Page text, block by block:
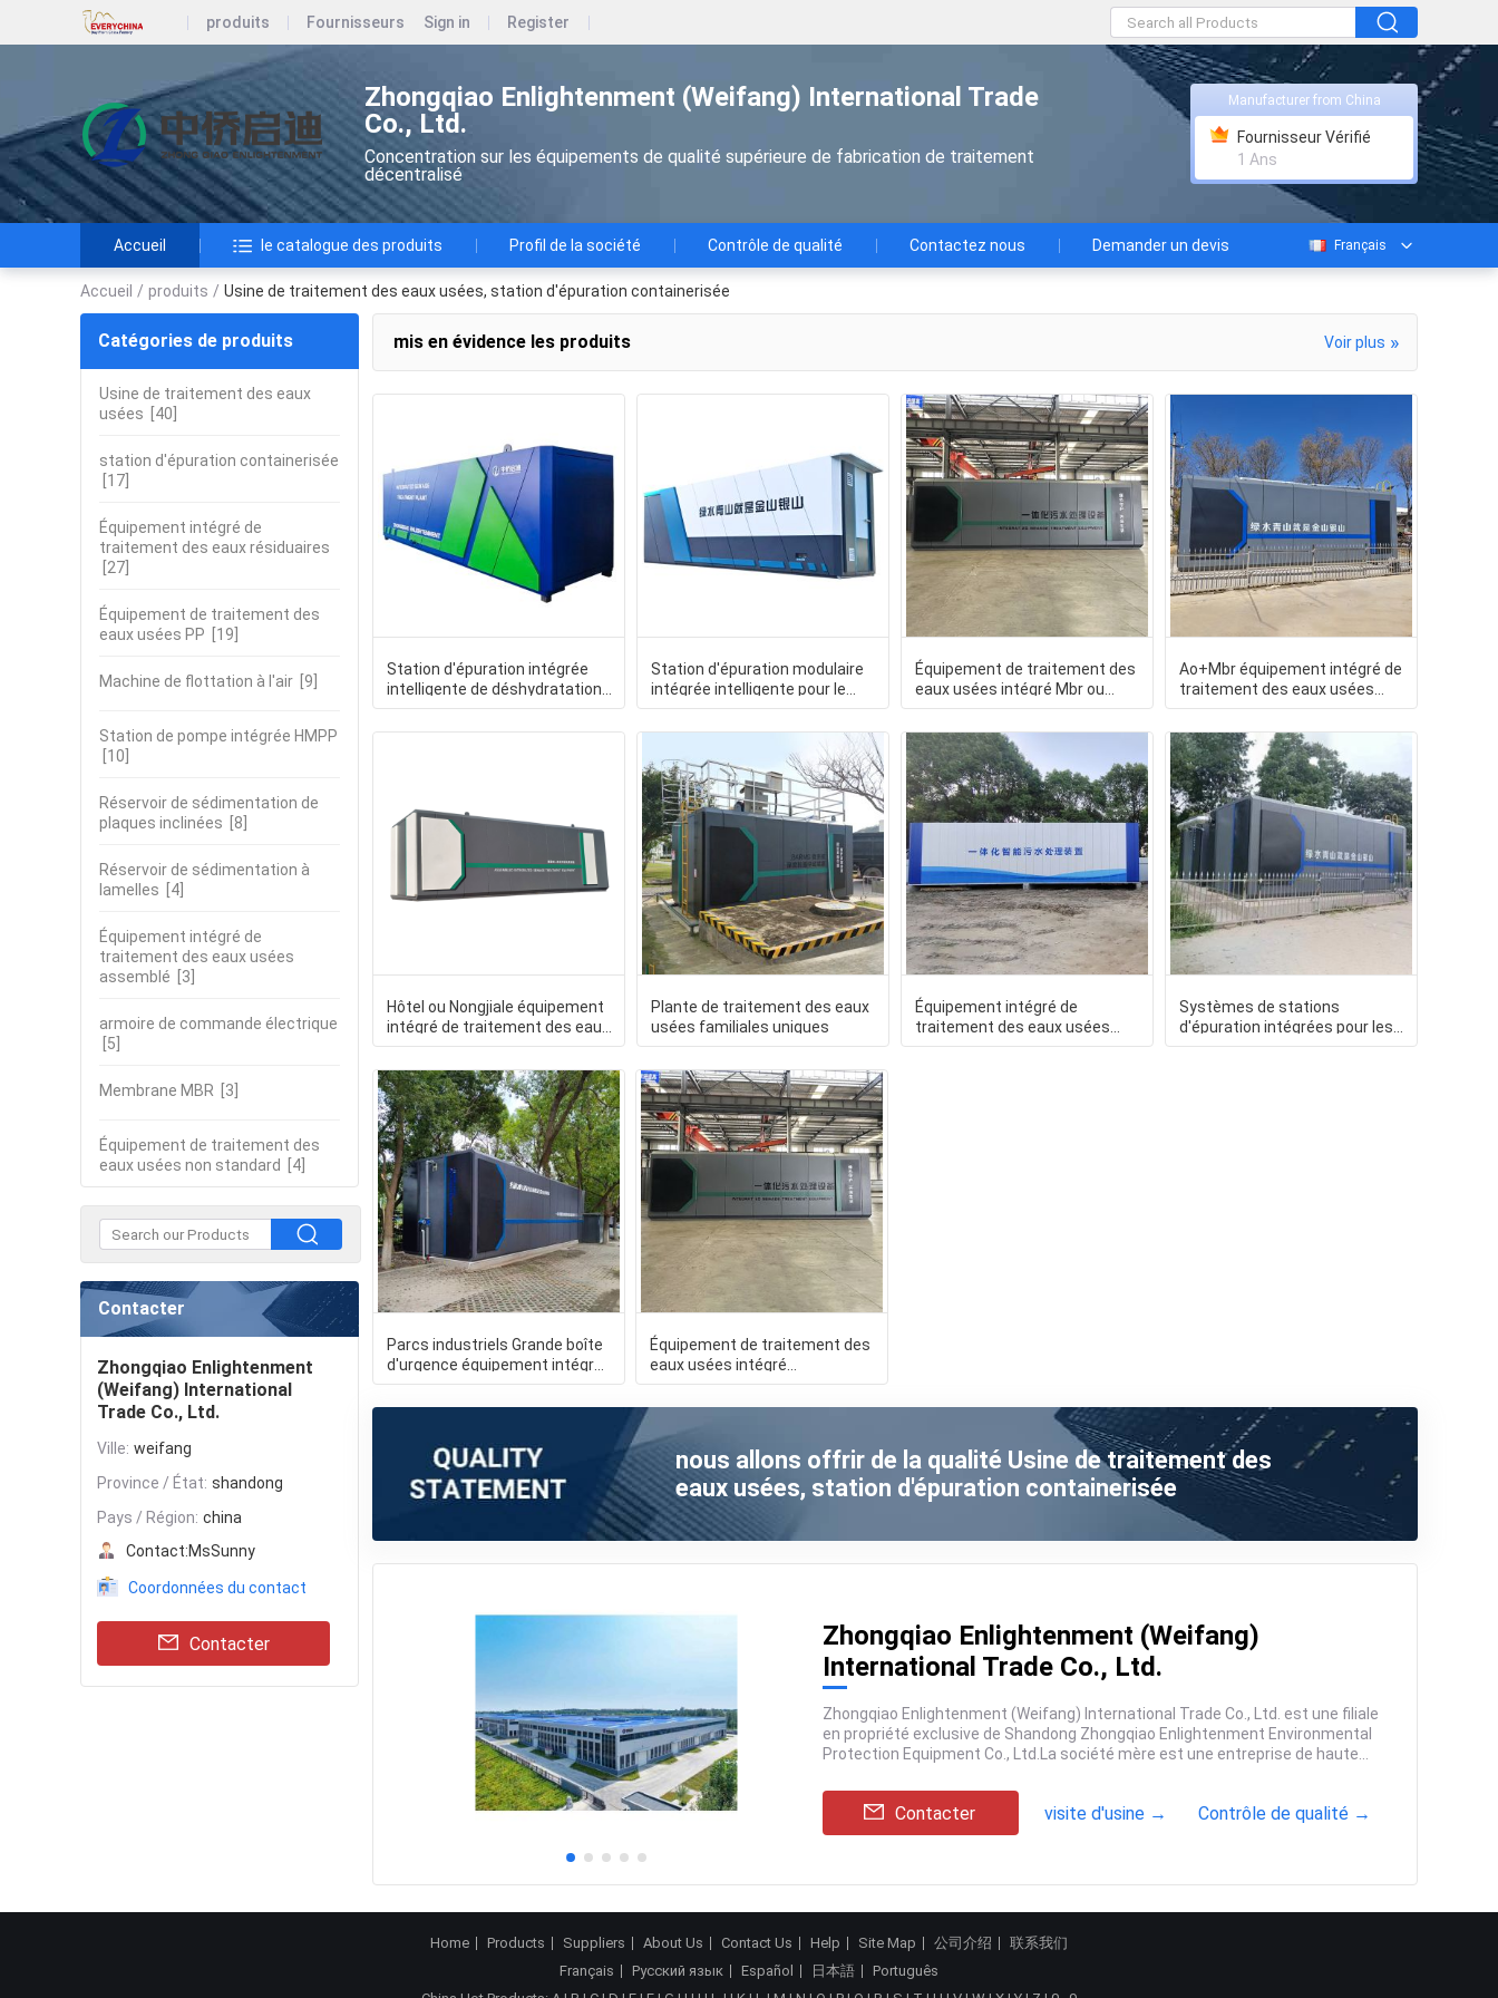
produits Fournisseurs Sign in Register
Zhongqiao Enlightenment (Weifang) International Trade
Co., Ltd.
Concentration sur les équipements de qualité supérieure de fabrication de traitement
décentralisé
Manufacturer from China
Fournisseur Vérifié
1 Ans
Accueil le catalogue des produits Profil de la société Contrôle de qualité Contactez nous Demander un devis Français
Accueil / produits / Usine de traitement des eaux usées, station d'épuration containerisée
Catégories de produits
Usine de traitement des eaux
usées [40]
station d'épuration containerisée
[17]
Équipement intégré de
traitement des eaux résiduaires
[27]
Équipement de traitement des
eaux usées PP [19]
Machine de flottation à l'air [9]
Station de pompe intégrée HMPP
[10]
Réservoir de sédimentation de
plaques inclinées [8]
Réservoir de sédimentation à
lamelles [4]
Équipement intégré de
traitement des eaux usées
assemblé [3]
armoire de commande électrique
[5]
Membrane MBR [3]
Équipement de traitement des
eaux usées non standard
[4]
Contacter
Zhongqiao Enlightenment
(Weifang) International
Trade Co., Ltd.
Ville: weifang
Province / État: shandong
Pays / Région: china
Contact:MsSunny
Coordonnées du contact
Contacter
mis en évidence les produits Voir plus »
Station d'épuration intégrée
intelligente de déshydratation
des boues - Fosse
Station d'épuration modulaire
intégrée intelligente pour le
déshydratation des
Équipement de traitement des
eaux usées intégré Mbr ou
Mbbr pour les zones
Ao+Mbr équipement intégré de
traitement des eaux usées
avec panneaux décoratifs
Hôtel ou Nongjiale équipement
intégré de traitement des eaux
usées anti
Plante de traitement des eaux
usées familiales uniques
Équipement intégré de
traitement des eaux usées
intelligent personnalisé pour h
Systèmes de stations
d'épuration intégrées pour les
eaux usées hospitalières et
Parcs industriels Grande boîte
d'urgence équipement intégré
de traitement des
Équipement de traitement des
eaux usées intégré
personnalisé pour la prévention
nous allons offrir de la qualité Usine de traitement des
eaux usées, station d'épuration containerisée
Zhongqiao Enlightenment (Weifang)
International Trade Co., Ltd.
Zhongqiao Enlightenment (Weifang) International Trade Co., Ltd. est une filiale
en propriété exclusive de Shandong Zhongqiao Enlightenment Environmental
Protection Equipment Co., Ltd.La société mère est une entreprise de haute...
Contacter visite d'usine → Contrôle de qualité →
Home Products Suppliers About Us Contact Us Help Site Map 公司介绍
联系我们
Français
Русский язык Español 日本語
Português